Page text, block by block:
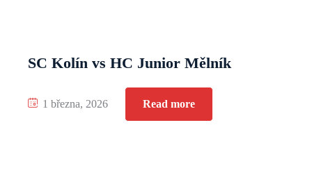
SC Kolín vs HC Junior Mělník
1 března, 2026 Read more